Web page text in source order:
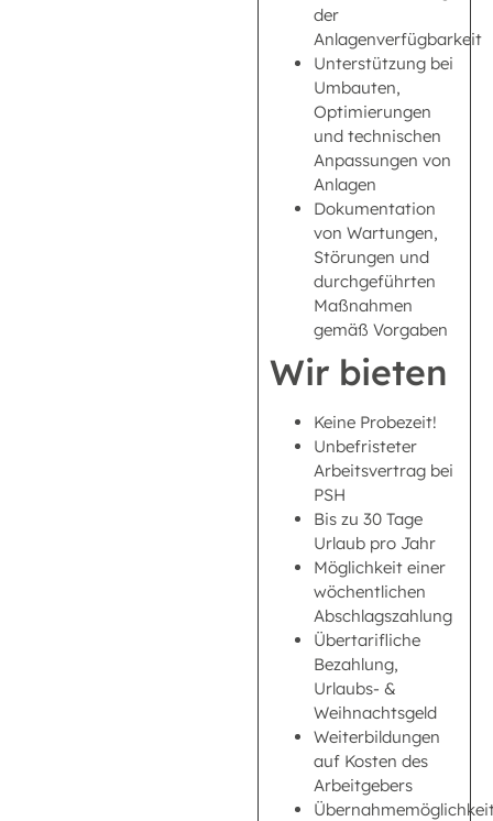
der
Anlagenverfügbarkeit
Unterstützung bei
Umbauten,
Optimierungen
und technischen
Anpassungen von
Anlagen
Dokumentation
von Wartungen,
Störungen und
durchgeführten
Maßnahmen
gemäß Vorgaben
Wir bieten
Keine Probezeit!
Unbefristeter
Arbeitsvertrag bei
PSH
Bis zu 30 Tage
Urlaub pro Jahr
Möglichkeit einer
wöchentlichen
Abschlagszahlung
Übertarifliche
Bezahlung,
Urlaubs- &
Weihnachtsgeld
Weiterbildungen
auf Kosten des
Arbeitgebers